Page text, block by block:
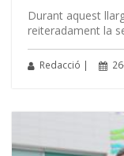
Durant aquest
reiteradament la
Redacció |